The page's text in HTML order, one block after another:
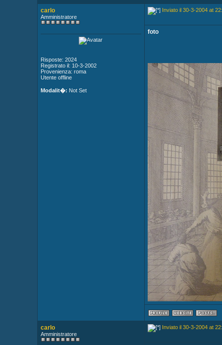
carlo
Amministratore
Risposte: 2024
Registrato il: 10-3-2002
Provenienza: roma
Utente offline
Modalit�: Not Set
Inviato il 30-3-2004 at
foto
carlo
Amministratore
Inviato il 30-3-2004 at